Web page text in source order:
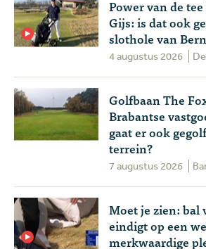
Power van de
Gijs: is dat ook
slothole van
4 augustus 2026
Golfbaan The
Brabantse
gaat er ook
terrein?
7 augustus 2026
Moet je zien: bal
eindigt op een
merkwaardige